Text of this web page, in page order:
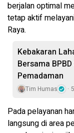
berjalan optimal
tetap aktif
Raya.
Kebakaran
Bersama
Pemadaman
Tim Humas
Pada pelayanan
langsung di area